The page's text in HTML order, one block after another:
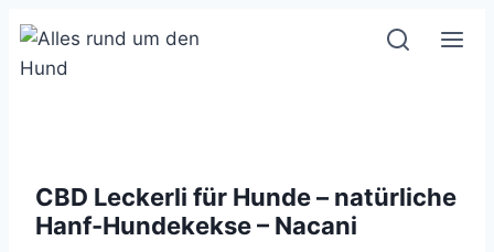
Zum
Inhalt
springen
CBD Leckerli für Hunde – natürliche
Hanf-Hundekekse – Nacani